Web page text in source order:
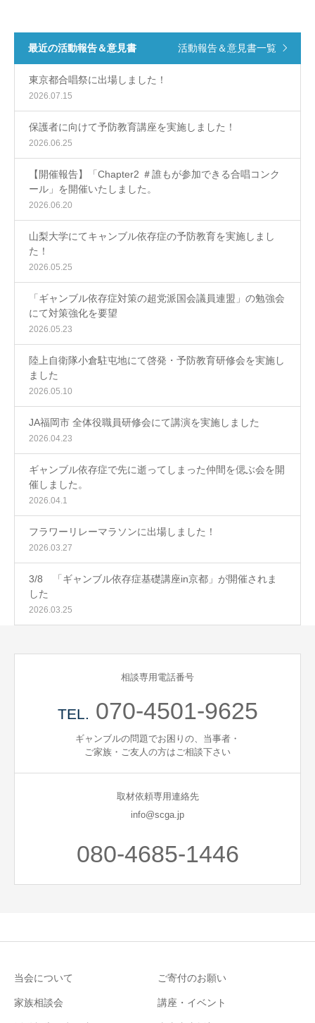
最近の活動報告＆意見書 活動報告＆意見書一覧
東京都合唱祭に出場しました！
2026.07.15
保護者に向けて予防教育講座を実施しました！
2026.06.25
【開催報告】「Chapter2 ＃誰もが参加できる合唱コンク
ール」を開催いたしました。
2026.06.20
山梨大学にてキャンブル依存症の予防教育を実施しまし
た！
2026.05.25
「ギャンブル依存症対策の超党派国会議員連盟」の勉強会
にて対策強化を要望
2026.05.23
陸上自衛隊小倉駐屯地にて啓発・予防教育研修会を実施し
ました
2026.05.10
JA福岡市 全体役職員研修会にて講演を実施しました
2026.04.23
ギャンブル依存症で先に逝ってしまった仲間を偲ぶ会を開
催しました。
2026.04.1
フラワーリレーマラソンに出場しました！
2026.03.27
3/8 「ギャンブル依存症基礎講座in京都」が開催されま
した
2026.03.25
相談専用電話番号
TEL. 070-4501-9625
ギャンブルの問題でお困りの、当事者・
ご家族・ご友人の方はご相談下さい
取材依頼専用連絡先
info@scga.jp
080-4685-1446
当会について ご寄付のお願い
家族相談会 講座・イベント